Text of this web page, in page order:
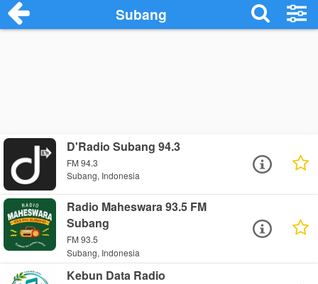
Subang
D'Radio Subang 94.3
FM 94.3
Subang, Indonesia
Radio Maheswara 93.5 FM
Subang
FM 93.5
Subang, Indonesia
Kebun Data Radio